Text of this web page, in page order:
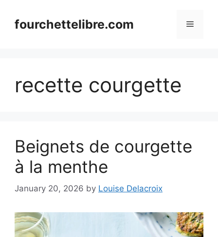
contentfourchettelibre.com Menu
recette courgette
Beignets de courgette
à la menthe
January 20, 2026 by Louise Delacroix